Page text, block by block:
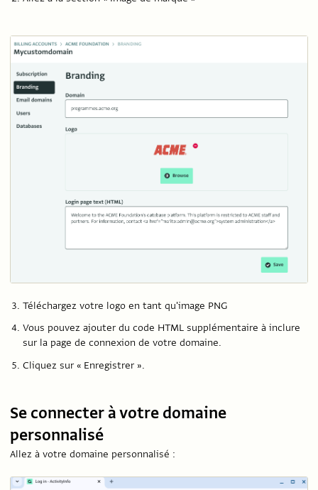
Téléchargez votre logo en tant qu'image PNG
Vous pouvez ajouter du code HTML supplémentaire à inclure
sur la page de connexion de votre domaine.
Cliquez sur « Enregistrer ».
Se connecter à votre domaine
personnalisé
Allez à votre domaine personnalisé :